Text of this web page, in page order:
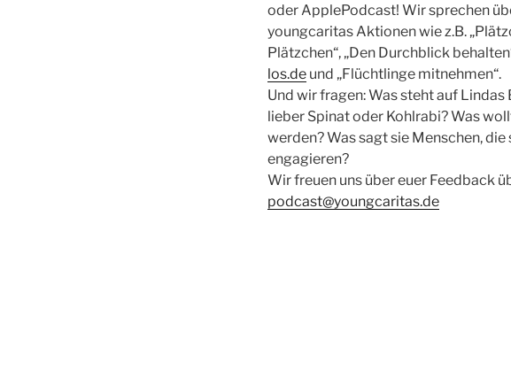
oder ApplePodcast! Wir sprechen
youngcaritas Aktionen wie z.B.
Plätzchen“, „Den Durchblick
los.de und „Flüchtlinge mitnehmen“.
Und wir fragen: Was steht auf
lieber Spinat oder Kohlrabi? Was
werden? Was sagt sie Menschen,
engagieren?
Wir freuen uns über euer Feedback
podcast@youngcaritas.de